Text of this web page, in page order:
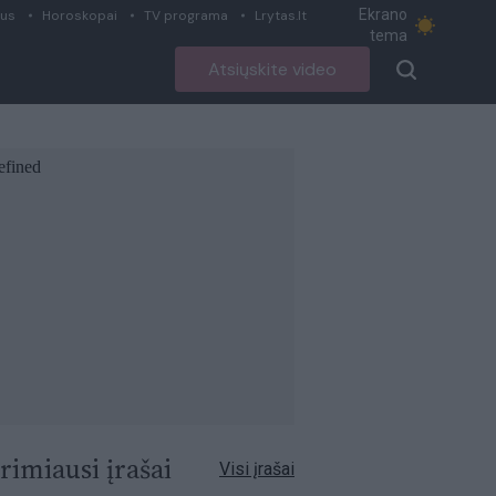
Horoskopai TV programa Lrytas.lt
Ekrano
tema
Atsiųskite video
įrašai Visi įrašai